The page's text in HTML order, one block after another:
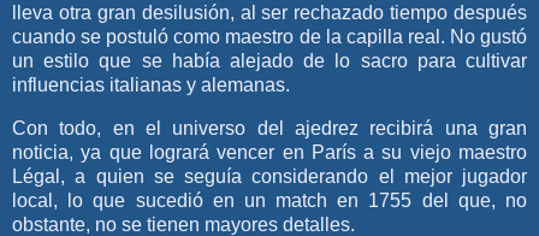
lleva otra gran desilusión, al ser rechazado tiempo después
cuando se postuló como maestro de la capilla real. No gustó
un estilo que se había alejado de lo sacro para cultivar
influencias italianas y alemanas.
Con todo, en el universo del ajedrez recibirá una gran
noticia, ya que logrará vencer en París a su viejo maestro
Légal, a quien se seguía considerando el mejor jugador
local, lo que sucedió en un match en 1755 del que, no
obstante, no se tienen mayores detalles.